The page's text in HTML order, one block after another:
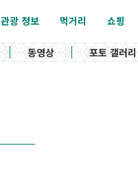
관광 정보 먹거리 쇼핑
동영상 포토 갤러리